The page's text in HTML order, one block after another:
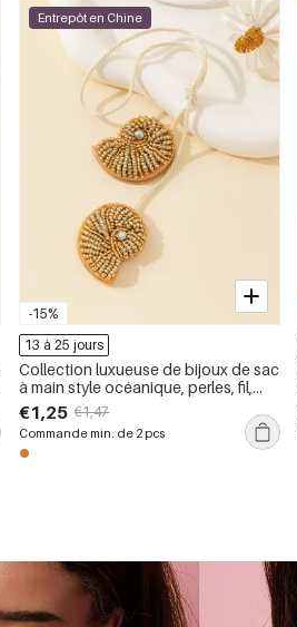
-15%
Entrepôt en Chine
13 à 25 jours
Collection luxueuse de bijoux de sac
à main style océanique, perles, fil,
plastique et strass
€1,25 €1,47
Commande min. de 2 pcs